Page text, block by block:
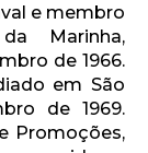
e membro
Marinha,
de 1966.
em São
de 1969.
Promoções,